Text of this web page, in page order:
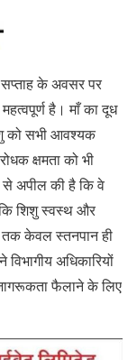
के अवसर पर
है। माँ का दूध
को सभी आवश्यक
क्षमता को भी
से अपील की है कि वे
शिशु स्वस्थ और
केवल स्तनपान ही
अधिकारियों
फैलाने के लिए